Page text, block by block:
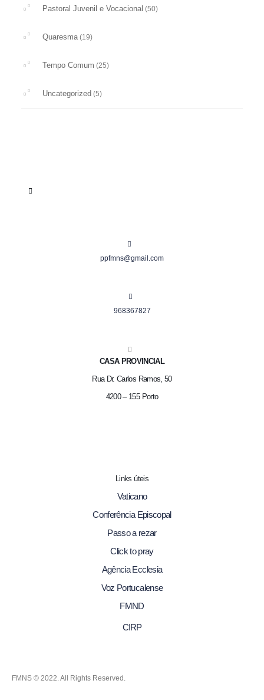
Pastoral Juvenil e Vocacional (50)
Quaresma(19)
Tempo Comum (25)
Uncategorized (5)
ppfmns@gmail.com
968367827
CASA PROVINCIAL
Rua Dr. Carlos Ramos, 50
4200 – 155 Porto
Links úteis
Vaticano
Conferência Episcopal
Passo a rezar
Click to pray
Agência Ecclesia
Voz Portucalense
FMND
CIRP
FMNS © 2022. All Rights Reserved.